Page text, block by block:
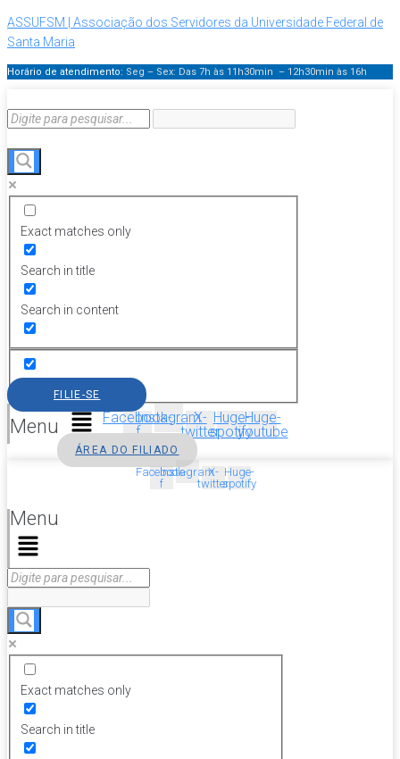
ASSUFSM | Associação dos Servidores da Universidade Federal de
Santa Maria
Horário de atendimento: Seg – Sex: Das 7h às 11h30min – 12h30min às 16h
Exact matches only
Search in title
Search in content
Menu
FILIE-SE
Facebook-
f
InstagramX-
twitter
Huge-
spotify
Huge-
youtube
ÁREA DO FILIADO
Facebook-
f
InstagramX-
twitter
Huge-
spotify
Menu
Exact matches only
Search in title